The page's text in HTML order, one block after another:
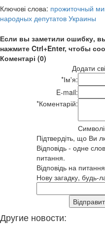
Ключові слова: прожиточный
народных депутатов Украины
Если вы заметили ошибку,
нажмите Ctrl+Enter, чтобы
Коментарі (0)
Додати
*Ім'я:
E-mail:
*Коментарій:
Підтвердіть, що Ви
Відповідь - одне
питання.
Відповідь на
Нову загадку, будь-
Другие новости: